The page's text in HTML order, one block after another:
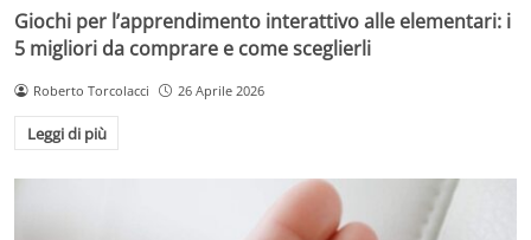
Giochi per l’apprendimento interattivo alle elementari: i
5 migliori da comprare e come sceglierli
Roberto Torcolacci 26 Aprile 2026
Leggi di più